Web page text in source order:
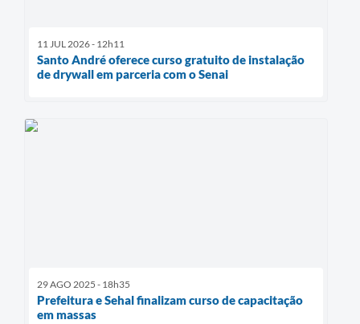
11 JUL 2026 - 12h11
Santo André oferece curso gratuito de instalação
de drywall em parceria com o Senai
29 AGO 2025 - 18h35
Prefeitura e Sehal finalizam curso de capacitação
em massas